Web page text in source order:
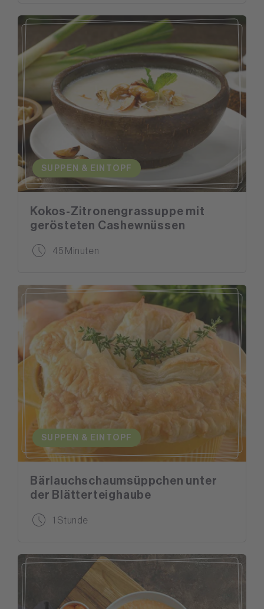
SUPPEN & EINTOPF
Kokos-Zitronengrassuppe mit
gerösteten Cashewnüssen
45 Minuten
SUPPEN & EINTOPF
Bärlauchschaumsüppchen unter
der Blätterteighaube
1 Stunde